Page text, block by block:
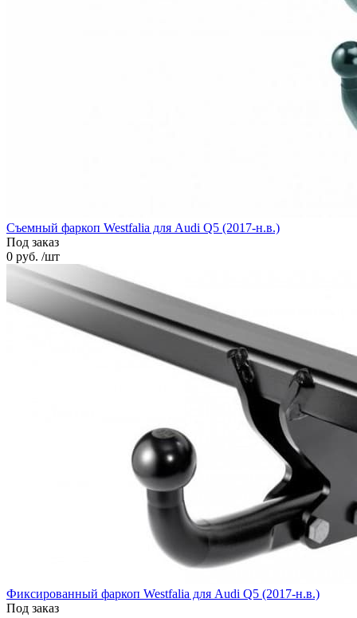
Cъемный фаркоп Westfalia для Audi Q5 (2017-н.в.)
Под заказ
0 руб. /шт
Фиксированный фаркоп Westfalia для Audi Q5 (2017-н.в.)
Под заказ